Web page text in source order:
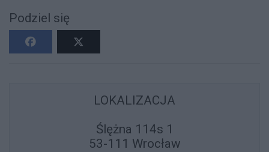
Podziel się
LOKALIZACJA
Ślężna 114s 1
53-111 Wrocław